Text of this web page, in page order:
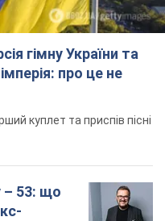
гімну України та
про це не
куплет та приспів пісні
– 53: що